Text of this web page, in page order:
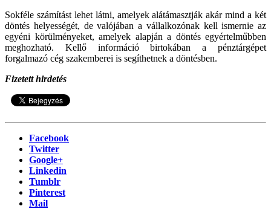
Sokféle számítást lehet látni, amelyek alátámasztják akár mind a két
döntés helyességét, de valójában a vállalkozónak kell ismernie az
egyéni körülményeket, amelyek alapján a döntés egyértelműbben
meghozható. Kellő információ birtokában a pénztárgépet
forgalmazó cég szakemberei is segíthetnek a döntésben.
Fizetett hirdetés
Facebook
Twitter
Google+
Linkedin
Tumblr
Pinterest
Mail